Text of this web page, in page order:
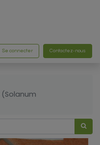
Se connecter Contactez-nous